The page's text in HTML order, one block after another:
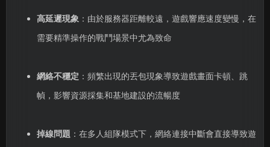
高延遲現象：由於服務器距離較遠，遊戲響應速度變慢，在
需要精準操作的戰鬥場景中尤為致命
網絡不穩定 ：頻繁出現的丟包現象導致遊戲畫面卡頓、跳
幀，影響資源採集和基地建設的流暢度
掉線問題 ：在多人組隊模式下，網絡連接中斷會直接導致遊